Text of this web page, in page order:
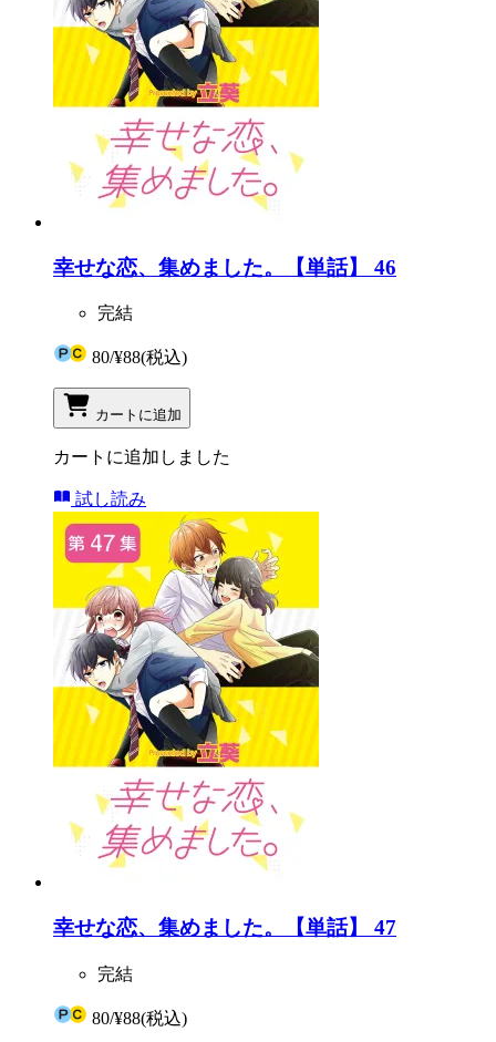
幸せな恋、集めました。【単話】 46
完結
80/¥88(税込)
カートに追加
カートに追加しました
試し読み
幸せな恋、集めました。【単話】 47
完結
80/¥88(税込)